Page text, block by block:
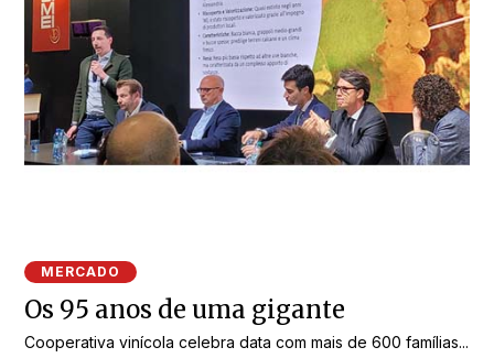
MERCADO
Os 95 anos de uma gigante
Cooperativa vinícola celebra data com mais de 600 famílias...